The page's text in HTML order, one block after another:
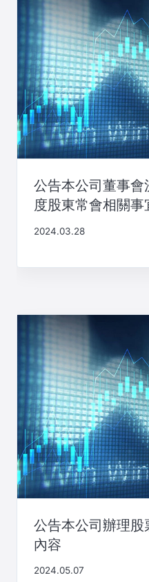
ョ
ン
公告本公司董事
度股東常會相關
2024.03.28
公告本公司辦理股
內容
2024.05.07